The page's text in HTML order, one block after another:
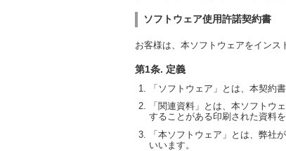
ソフトウェア使用許諾契約書
お客様は、本ソフトウェアをインス
第1条. 定義
「ソフトウェア」とは、本契約
「関連資料」とは、本ソフトウ
することがある印刷された資料を
「本ソフトウェア」とは、弊社
いいます。